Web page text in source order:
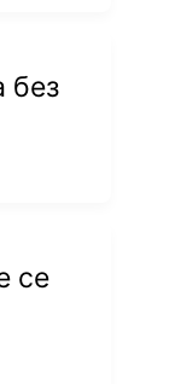
без
се